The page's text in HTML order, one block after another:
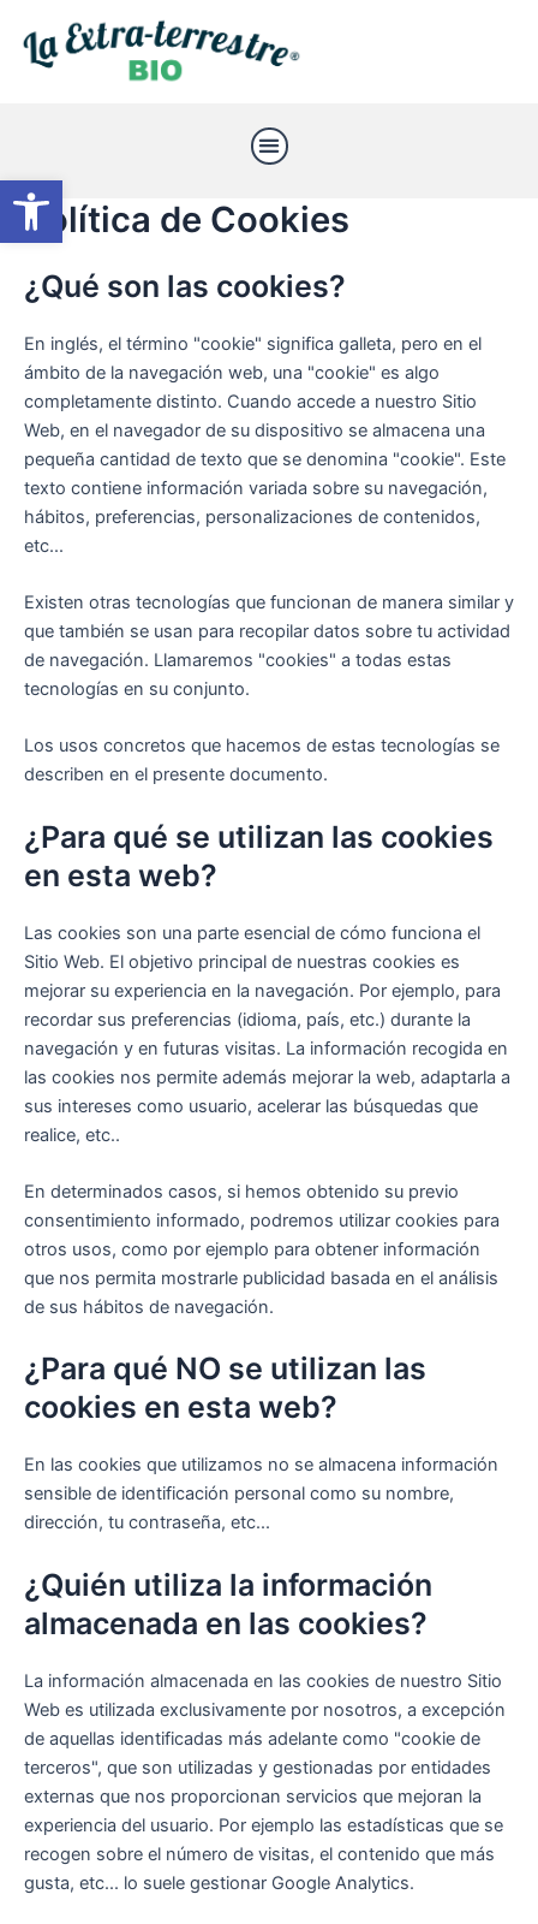
Abrir barra de herramientas
contenido
Menu
Política de Cookies
¿Qué son las cookies?
En inglés, el término "cookie" significa galleta, pero en el
ámbito de la navegación web, una "cookie" es algo
completamente distinto. Cuando accede a nuestro Sitio
Web, en el navegador de su dispositivo se almacena una
pequeña cantidad de texto que se denomina "cookie". Este
texto contiene información variada sobre su navegación,
hábitos, preferencias, personalizaciones de contenidos,
etc...
Existen otras tecnologías que funcionan de manera similar y
que también se usan para recopilar datos sobre tu actividad
de navegación. Llamaremos "cookies" a todas estas
tecnologías en su conjunto.
Los usos concretos que hacemos de estas tecnologías se
describen en el presente documento.
¿Para qué se utilizan las cookies
en esta web?
Las cookies son una parte esencial de cómo funciona el
Sitio Web. El objetivo principal de nuestras cookies es
mejorar su experiencia en la navegación. Por ejemplo, para
recordar sus preferencias (idioma, país, etc.) durante la
navegación y en futuras visitas. La información recogida en
las cookies nos permite además mejorar la web, adaptarla a
sus intereses como usuario, acelerar las búsquedas que
realice, etc..
En determinados casos, si hemos obtenido su previo
consentimiento informado, podremos utilizar cookies para
otros usos, como por ejemplo para obtener información
que nos permita mostrarle publicidad basada en el análisis
de sus hábitos de navegación.
¿Para qué NO se utilizan las
cookies en esta web?
En las cookies que utilizamos no se almacena información
sensible de identificación personal como su nombre,
dirección, tu contraseña, etc...
¿Quién utiliza la información
almacenada en las cookies?
La información almacenada en las cookies de nuestro Sitio
Web es utilizada exclusivamente por nosotros, a excepción
de aquellas identificadas más adelante como "cookie de
terceros", que son utilizadas y gestionadas por entidades
externas que nos proporcionan servicios que mejoran la
experiencia del usuario. Por ejemplo las estadísticas que se
recogen sobre el número de visitas, el contenido que más
gusta, etc... lo suele gestionar Google Analytics.